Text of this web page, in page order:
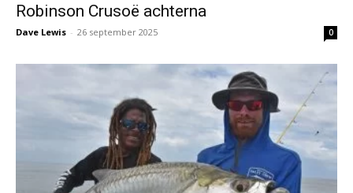
Robinson Crusoë achterna
Dave Lewis - 26 september 2025 0